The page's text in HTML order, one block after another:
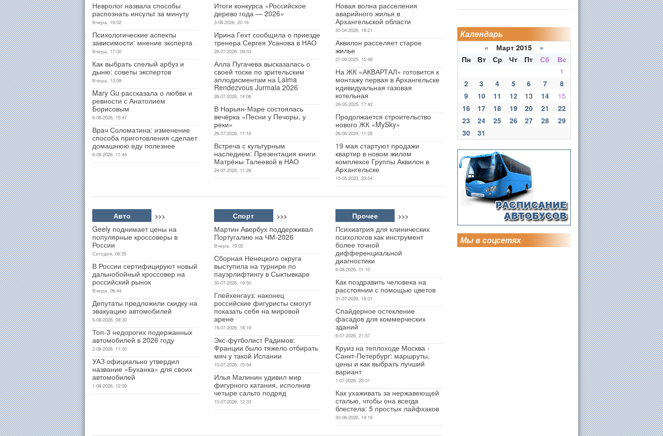
Невролог назвала способы
распознать инсульт за минуту
Вчера, 19:02
Психологические аспекты
зависимости: мнение эксперта
Вчера, 17:00
Как выбрать спелый арбуз и
дыню: советы экспертов
Вчера, 13:09
Mary Gu рассказала о любви и
ревности с Анатолием
Борисовым
6-08-2026, 15:47
Врач Соломатина: изменение
способа приготовления сделает
домашнюю еду полезнее
6-08-2026, 11:44
Итоги конкурса «Российское
дерево года — 2026»
3-08-2026, 20:16
Ирина Гехт сообщила о приезде
тренера Сергея Усанова в НАО
28-07-2026, 09:03
Алла Пугачева высказалась о
своей тоске по зрительским
аплодисментам на Laima
Rendezvous Jurmala 2026
26-07-2026, 14:06
В Нарьян-Маре состоялась
вечёрка «Песни у Печоры, у
реки»
26-07-2026, 11:16
Встреча с культурным
наследием: Презентация книги
Матрёны Талеевой в НАО
24-07-2026, 11:26
Новая волна расселения
аварийного жилья в
Архангельской области
30-04-2026, 19:21
Аквилон расселяет старое
жилье
27-09-2025, 15:48
На ЖК «АКВАРТАЛ» готовится к
монтажу первая в Архангельске
идивидуальная газовая
котельная
26-05-2025, 17:42
Продолжается строительство
нового ЖК «MySky»
26-06-2024, 11:28
19 мая стартуют продажи
квартир в новом жилом
комплексе Группы Аквилон в
Архангельске
15-05-2023, 23:54
Авто >>>
Geely поднимает цены на
популярные кроссоверы в
России
Сегодня, 06:35
В России сертифицируют новый
дальнобойный кроссовер на
российский рынок
Вчера, 06:44
Депутаты предложили скидку на
эвакуацию автомобилей
6-08-2026, 08:30
Топ-3 недорогих подержанных
автомобилей в 2026 году
2-08-2026, 11:30
УАЗ официально утвердил
название «Буханка» для своих
автомобилей
1-08-2026, 12:59
Спорт >>>
Мартин Авербух поддерживал
Португалию на ЧМ-2026
Вчера, 19:02
Сборная Ненецкого округа
выступила на турнире по
пауэрлифтингу в Сыктывкаре
30-07-2026, 19:50
Глейхенгауз: наконец
российские фигуристы смогут
показать себя на мировой
арене
19-07-2026, 18:19
Экс-футболист Радимов:
Франции было тяжело отбирать
мяч у такой Испании
15-07-2026, 15:54
Илья Малинин удивил мир
фигурного катания, исполнив
четыре сальто подряд
15-07-2026, 12:33
Прочее >>>
Психиатрия для клинических
психологов как инструмент
более точной
дифференциальной
диагностики
6-08-2026, 01:10
Как поздравить человека на
расстоянии с помощью цветов
31-07-2026, 18:01
Спайдерное остекление
фасадов для коммерческих
зданий
6-07-2026, 21:57
Круиз на теплоходе Москва -
Санкт-Петербург: маршруты,
цены и как выбрать лучший
вариант
1-07-2026, 23:01
Как ухаживать за нержавеющей
сталью, чтобы она всегда
блестела: 5 простых лайфхаков
30-06-2026, 14:19
Календарь
« Март 2015 »
Пн
Вт Ср Чт Пт Сб
Вс
1
2
3 4 5 6 7
8
9
10 11 12 13 14
15
16
17 18 19 20 21
22
23
24 25 26 27 28
29
30
31
Мы в соцсетях